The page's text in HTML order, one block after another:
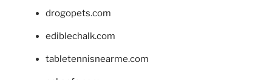
drogopets.com
ediblechalk.com
tabletennisnearme.com